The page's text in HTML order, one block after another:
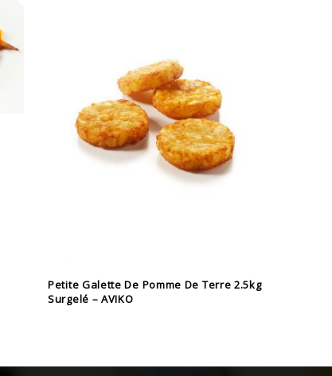
Petite Galette De Pomme De Terre 2.5kg
Surgelé – AVIKO